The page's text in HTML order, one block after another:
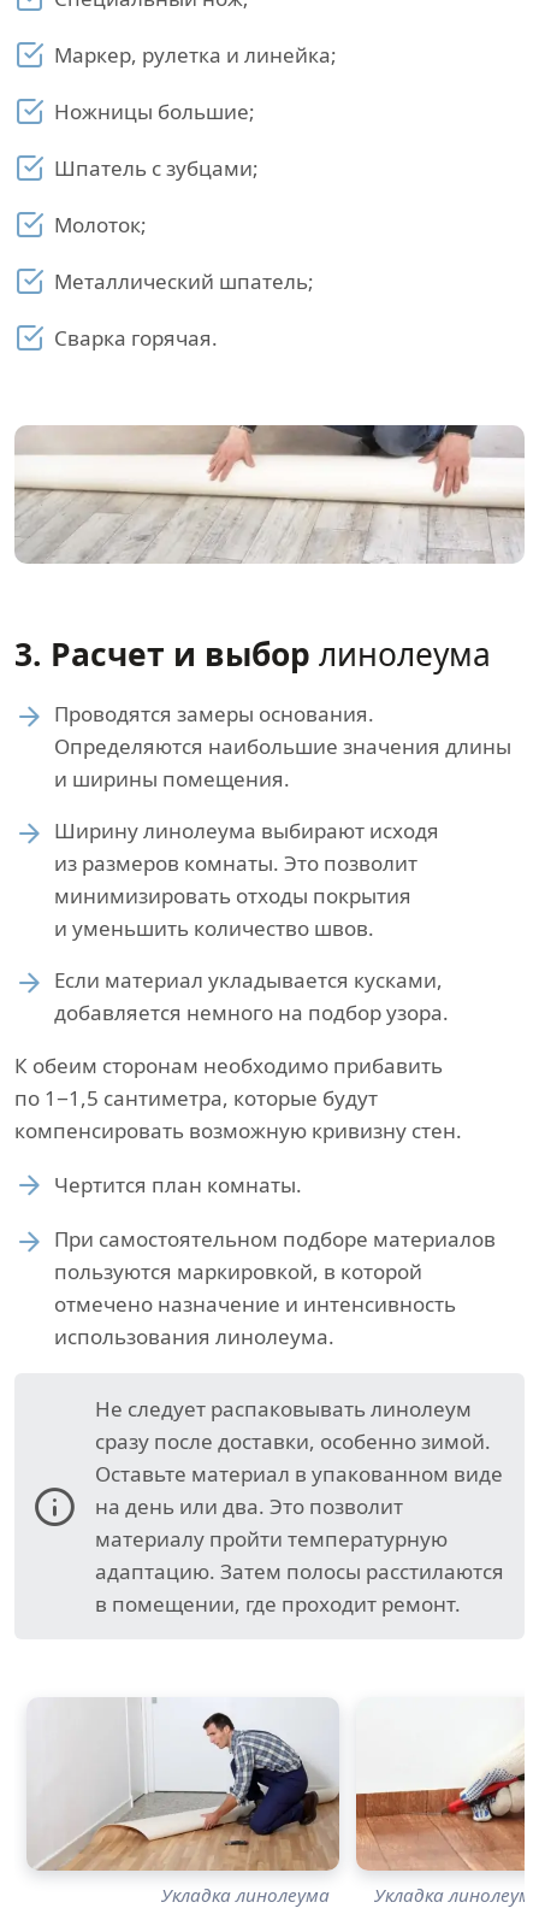
Маркер, рулетка и линейка;
Ножницы большие;
Шпатель с зубцами;
Молоток;
Металлический шпатель;
Сварка горячая.
3. Расчет и выбор линолеума
Проводятся замеры основания.
Определяются наибольшие значения длины
и ширины помещения.
Ширину линолеума выбирают исходя
из размеров комнаты. Это позволит
минимизировать отходы покрытия
и уменьшить количество швов.
Если материал укладывается кусками,
добавляется немного на подбор узора.
К обеим сторонам необходимо прибавить
по 1−1,5 сантиметра, которые будут
компенсировать возможную кривизну стен.
Чертится план комнаты.
При самостоятельном подборе материалов
пользуются маркировкой, в которой
отмечено назначение и интенсивность
использования линолеума.
Не следует распаковывать линолеум
сразу после доставки, особенно зимой.
Оставьте материал в упакованном виде
на день или два. Это позволит
материалу пройти температурную
адаптацию. Затем полосы расстилаются
в помещении, где проходит ремонт.
Укладка линолеума
Укладка